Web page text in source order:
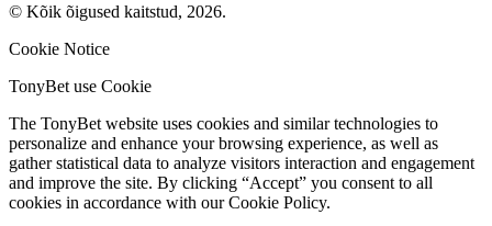
© Kõik õigused kaitstud, 2026.
Cookie Notice
TonyBet use Cookie
The TonyBet website uses cookies and similar technologies to
personalize and enhance your browsing experience, as well as
gather statistical data to analyze visitors interaction and engagement
and improve the site. By clicking “Accept” you consent to all
cookies in accordance with our Cookie Policy.